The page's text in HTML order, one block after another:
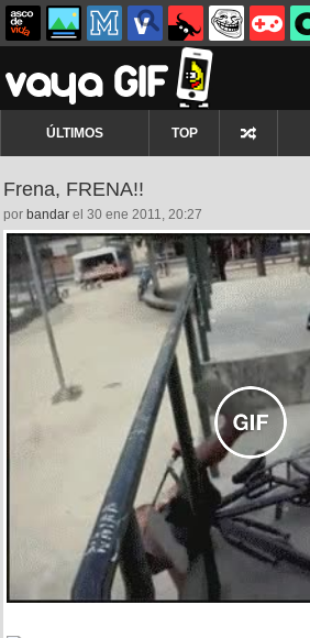
ÚLTIMOS TOP
Frena, FRENA!!
por bandar el 30 ene 2011, 20:27